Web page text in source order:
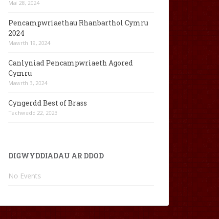
Mai 28, 2024
Pencampwriaethau Rhanbarthol Cymru
2024
Mawrth 19, 2024
Canlyniad Pencampwriaeth Agored
Cymru
Mawrth 3, 2024
Cyngerdd Best of Brass
Tachwedd 22, 2023
DIGWYDDIADAU AR DDOD
No Events